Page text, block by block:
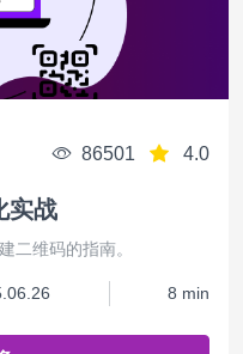
86501 4.0
实战
二维码的指南。
8 min